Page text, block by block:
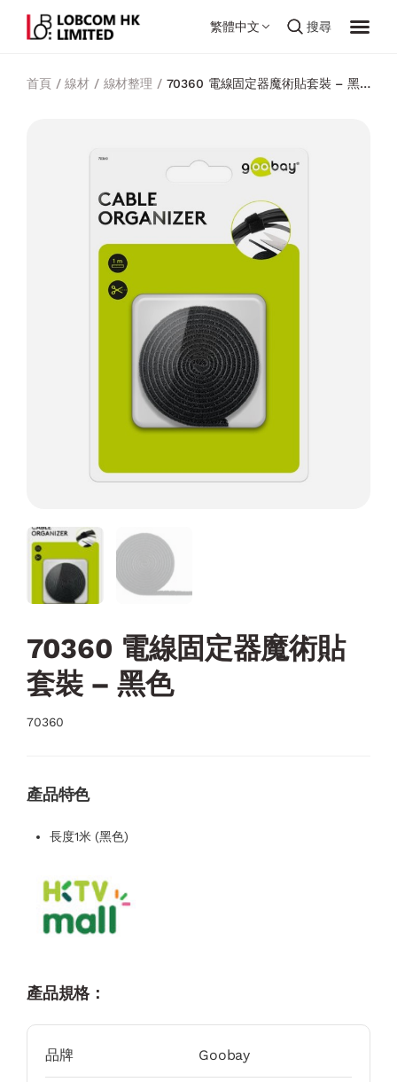
繁體中文 搜尋
首頁/線材 / 線材整理 / 70360 電線固定器魔術貼套裝 – 黑
70360 電線固定器魔術貼
套裝 – 黑色
70360
產品特色
長度1米 (黑色)
產品規格：
品牌 Goobay